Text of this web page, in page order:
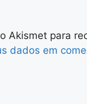
Akismet para
dados em